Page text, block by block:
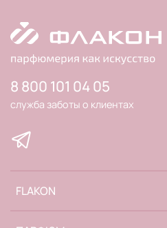
FLAKON
8 800 101 04 05
служба заботы о клиентах